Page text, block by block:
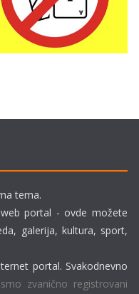
tema.
portal - ovde možete
galerija, kultura, sport,
portal. Svakodnevno
zvanično registrovani